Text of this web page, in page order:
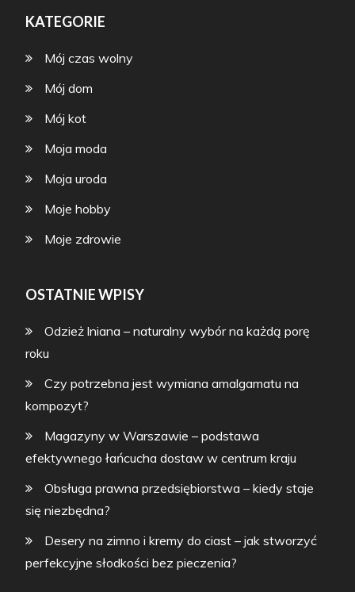
KATEGORIE
Mój czas wolny
Mój dom
Mój kot
Moja moda
Moja uroda
Moje hobby
Moje zdrowie
OSTATNIE WPISY
Odzież lniana – naturalny wybór na każdą porę
roku
Czy potrzebna jest wymiana amalgamatu na
kompozyt?
Magazyny w Warszawie – podstawa
efektywnego łańcucha dostaw w centrum kraju
Obsługa prawna przedsiębiorstwa – kiedy staje
się niezbędna?
Desery na zimno i kremy do ciast – jak stworzyć
perfekcyjne słodkości bez pieczenia?